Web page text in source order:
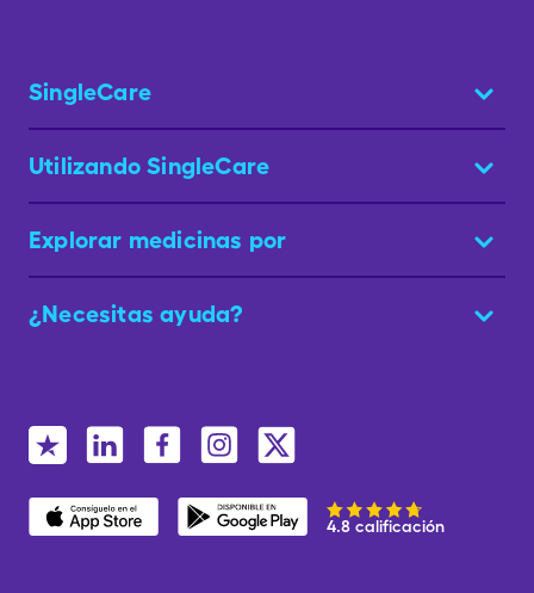
SingleCare
Utilizando SingleCare
Explorar medicinas por
¿Necesitas ayuda?
4.8 calificación